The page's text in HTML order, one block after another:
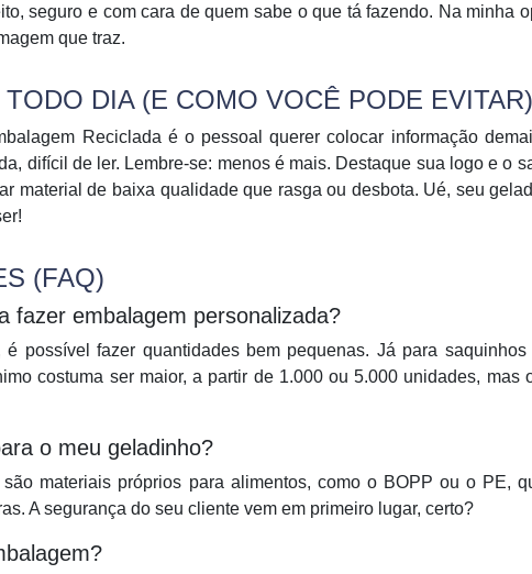
seguro e com cara de quem sabe o que tá fazendo. Na minha
que traz.
DIA (E COMO VOCÊ PODE
Reciclada é o pessoal querer colocar informação
difícil de ler. Lembre-se: menos é mais. Destaque sua logo e o
material de baixa qualidade que rasga ou desbota. Ué, seu
(FAQ)
fazer embalagem personalizada?
possível fazer quantidades bem pequenas. Já para saquinhos
costuma ser maior, a partir de 1.000 ou 5.000 unidades, mas
o meu geladinho?
materiais próprios para alimentos, como o BOPP ou o PE,
A segurança do seu cliente vem em primeiro lugar, certo?